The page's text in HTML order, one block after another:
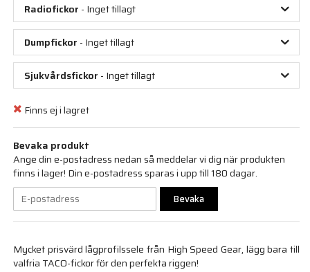
Radiofickor - Inget tillagt
Dumpfickor - Inget tillagt
Sjukvårdsfickor - Inget tillagt
Finns ej i lagret
Bevaka produkt
Ange din e-postadress nedan så meddelar vi dig när produkten
finns i lager! Din e-postadress sparas i upp till 180 dagar.
Bevaka
Mycket prisvärd lågprofilssele från High Speed Gear, lägg bara till
valfria TACO-fickor för den perfekta riggen!